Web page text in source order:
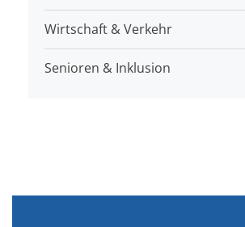
Wirtschaft & Verkehr
Senioren & Inklusion